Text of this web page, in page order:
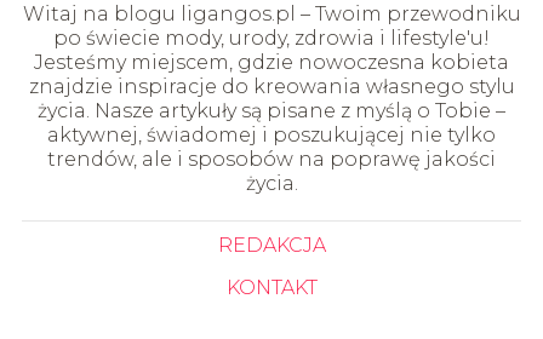
Witaj na blogu ligangos.pl – Twoim przewodniku
po świecie mody, urody, zdrowia i lifestyle'u!
Jesteśmy miejscem, gdzie nowoczesna kobieta
znajdzie inspiracje do kreowania własnego stylu
życia. Nasze artykuły są pisane z myślą o Tobie –
aktywnej, świadomej i poszukującej nie tylko
trendów, ale i sposobów na poprawę jakości
życia.
REDAKCJA
KONTAKT